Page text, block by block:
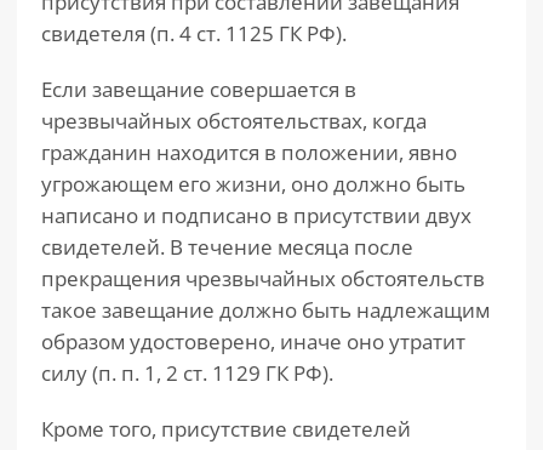
свидетеля (п. 4 ст. 1125 ГК РФ).
Если завещание совершается в
чрезвычайных обстоятельствах, когда
гражданин находится в положении, явно
угрожающем его жизни, оно должно быть
написано и подписано в присутствии двух
свидетелей. В течение месяца после
прекращения чрезвычайных обстоятельств
такое завещание должно быть надлежащим
образом удостоверено, иначе оно утратит
силу (п. п. 1, 2 ст. 1129 ГК РФ).
Кроме того, присутствие свидетелей